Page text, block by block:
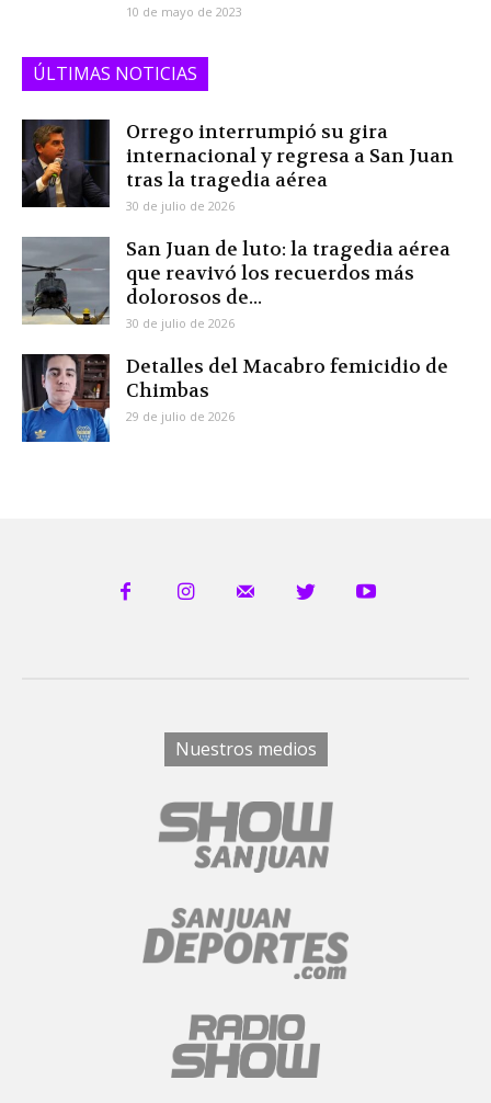
10 de mayo de 2023
ÚLTIMAS NOTICIAS
Orrego interrumpió su gira
internacional y regresa a San Juan
tras la tragedia aérea
30 de julio de 2026
San Juan de luto: la tragedia aérea
que reavivó los recuerdos más
dolorosos de...
30 de julio de 2026
Detalles del Macabro femicidio de
Chimbas
29 de julio de 2026
Nuestros medios